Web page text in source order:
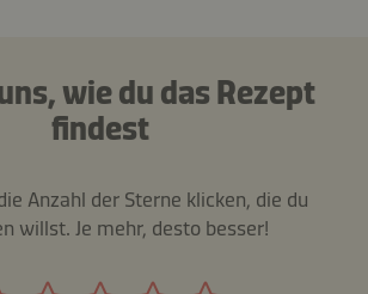
wie du das Rezept
findest
Anzahl der Sterne klicken, die du
willst. Je mehr, desto besser!